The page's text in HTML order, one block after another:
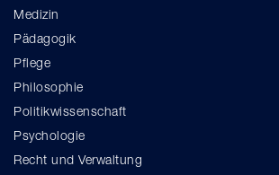
Medizin
Pädagogik
Pflege
Philosophie
Politikwissenschaft
Psychologie
Recht und Verwaltung